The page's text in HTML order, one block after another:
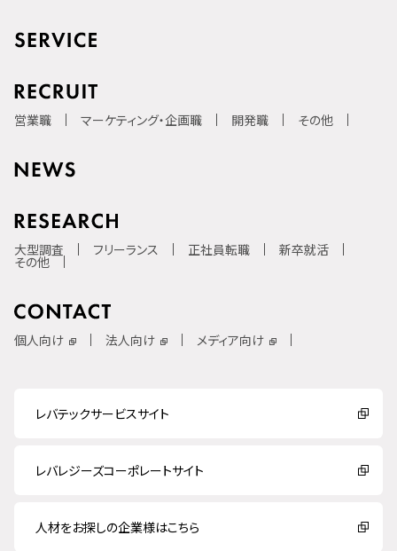
営業職 マーケティング・企画職 開発職 その他
大型調査 フリーランス 正社員転職 新卒就活
その他
個人向け 法人向け メディア向け
レバテックサービスサイト
レバレジーズコーポレートサイト
人材をお探しの企業様はこちら